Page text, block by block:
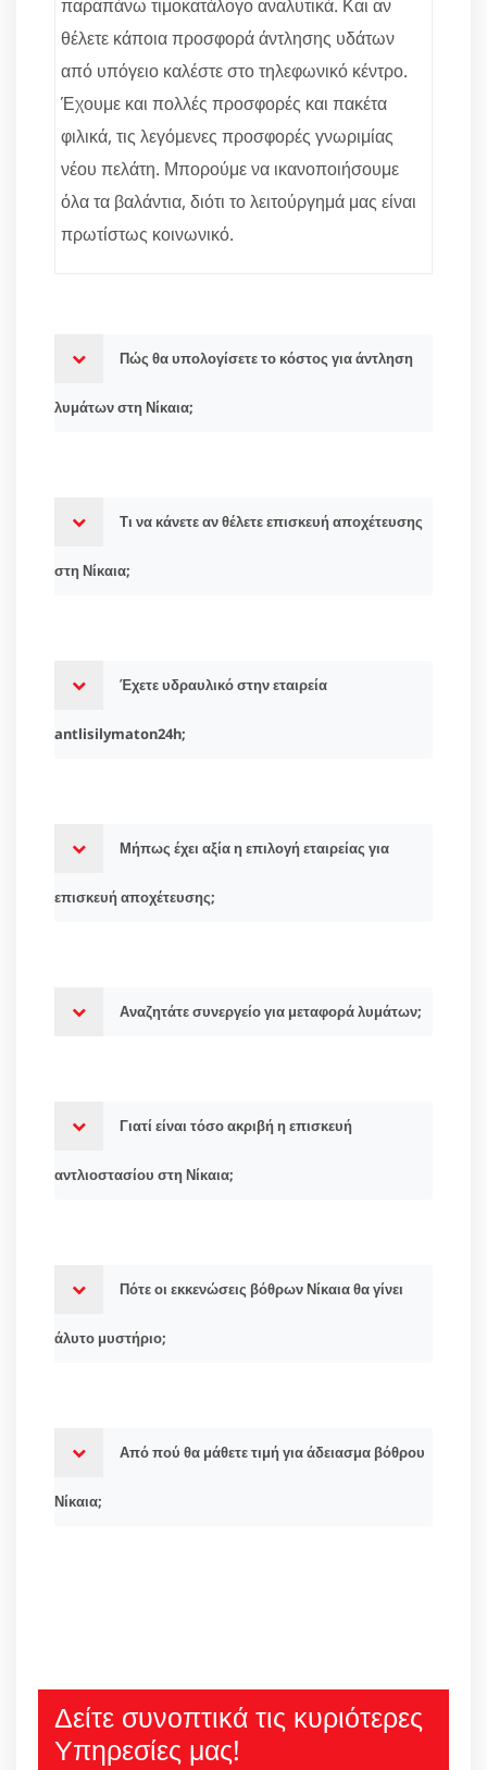
παραπάνω τιμοκατάλογο αναλυτικά. Και αν
θέλετε κάποια προσφορά άντλησης υδάτων
από υπόγειο καλέστε στο τηλεφωνικό κέντρο.
Έχουμε και πολλές προσφορές και πακέτα
φιλικά, τις λεγόμενες προσφορές γνωριμίας
νέου πελάτη. Μπορούμε να ικανοποιήσουμε
όλα τα βαλάντια, διότι το λειτούργημά μας είναι
πρωτίστως κοινωνικό.
Πώς θα υπολογίσετε το κόστος για άντληση
λυμάτων στη Νίκαια;
Τι να κάνετε αν θέλετε επισκευή αποχέτευσης
στη Νίκαια;
Έχετε υδραυλικό στην εταιρεία
antlisilymaton24h;
Μήπως έχει αξία η επιλογή εταιρείας για
επισκευή αποχέτευσης;
Αναζητάτε συνεργείο για μεταφορά λυμάτων;
Γιατί είναι τόσο ακριβή η επισκευή
αντλιοστασίου στη Νίκαια;
Πότε οι εκκενώσεις βόθρων Νίκαια θα γίνει
άλυτο μυστήριο;
Από πού θα μάθετε τιμή για άδειασμα βόθρου
Νίκαια;
Δείτε συνοπτικά τις κυριότερες
Υπηρεσίες μας!